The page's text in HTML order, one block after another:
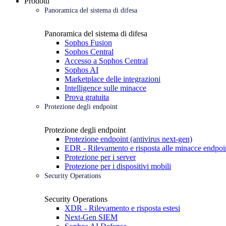
Panoramica del sistema di difesa
Panoramica del sistema di difesa
Sophos Fusion
Sophos Central
Accesso a Sophos Central
Sophos AI
Marketplace delle integrazioni
Intelligence sulle minacce
Prova gratuita
Protezione degli endpoint
Protezione degli endpoint
Protezione endpoint (antivirus next-gen)
EDR - Rilevamento e risposta alle minacce
Protezione per i server
Protezione per i dispositivi mobili
Security Operations
Security Operations
XDR - Rilevamento e risposta estesi
Next-Gen SIEM